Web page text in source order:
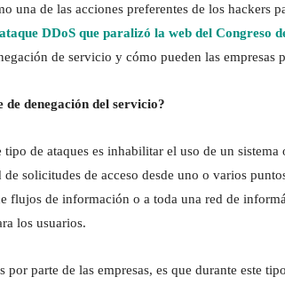
una de las acciones preferentes de los hackers
ataque DDoS que paralizó la web del Congreso
de servicio y cómo pueden las empresas
de denegación del servicio?
de ataques es inhabilitar el uso de un sistema
solicitudes de acceso desde uno o varios
flujos de información o a toda una red de
los usuarios.
por parte de las empresas, es que durante este